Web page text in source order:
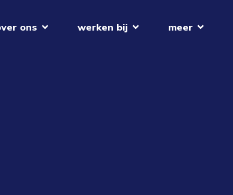
ons werken bij meer